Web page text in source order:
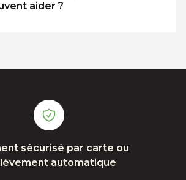
aider ?
sécurisé par carte ou
automatique